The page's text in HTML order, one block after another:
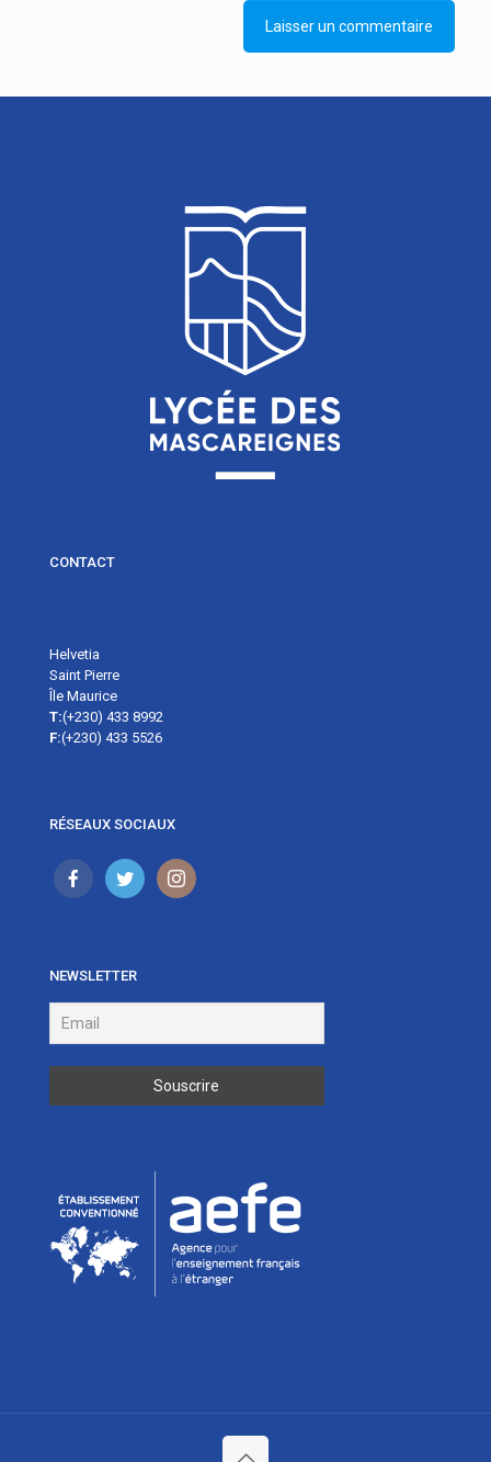
CONTACT
Helvetia
Saint Pierre
Île Maurice
T:(+230) 433 8992
F:(+230) 433 5526
RÉSEAUX SOCIAUX
NEWSLETTER